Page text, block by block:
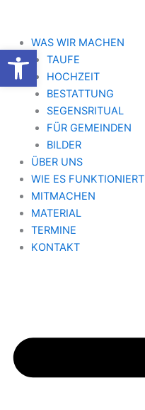
springenWAS WIR MACHEN
TAUFE
HOCHZEIT
BESTATTUNG
SEGENSRITUAL
FÜR GEMEINDEN
BILDER
ÜBER UNS
WIE ES FUNKTIONIERT
MITMACHEN
MATERIAL
TERMINE
KONTAKT
Werkzeugleiste öffnen